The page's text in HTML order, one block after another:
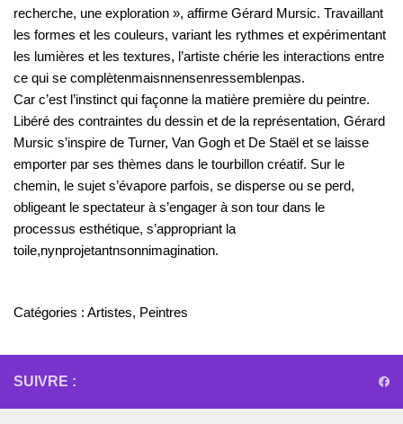
recherche, une exploration », affirme Gérard Mursic. Travaillant
les formes et les couleurs, variant les rythmes et expérimentant
les lumières et les textures, l’artiste chérie les interactions entre
ce qui se complètenmaisnnensenressemblenpas.
Car c’est l’instinct qui façonne la matière première du peintre.
Libéré des contraintes du dessin et de la représentation, Gérard
Mursic s’inspire de Turner, Van Gogh et De Staël et se laisse
emporter par ses thèmes dans le tourbillon créatif. Sur le
chemin, le sujet s’évapore parfois, se disperse ou se perd,
obligeant le spectateur à s’engager à son tour dans le
processus esthétique, s’appropriant la
toile,nynprojetantnsonnimagination.
Catégories : Artistes, Peintres
SUIVRE :